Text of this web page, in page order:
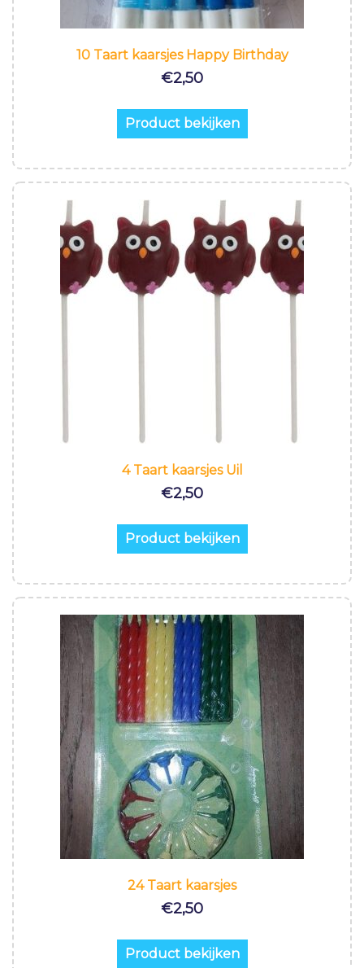
10 Taart kaarsjes Happy Birthday
€2,50
Product bekijken
4 Taart kaarsjes Uil
€2,50
Product bekijken
24 Taart kaarsjes
€2,50
Product bekijken